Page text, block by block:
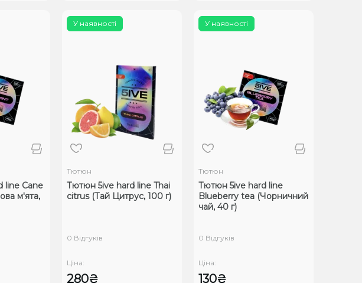
line Cane
м'ята,
У наявності
Тютюн
Тютюн 5ive hard line Thai
citrus (Тай Цитрус, 100 г)
0 Відгуків
Ціна:
280₴
У наявності
Тютюн
Тютюн 5ive hard line
Blueberry tea (Чорничний
чай, 40 г)
0 Відгуків
Ціна:
130₴